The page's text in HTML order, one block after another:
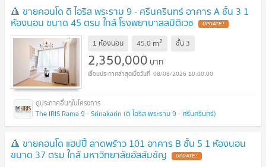
🔺 ขายคอนโด ดิ ไอริส พระราม 9 - ศรีนครินทร์ อาคาร A ชั้น 3 1
ห้องนอน ขนาด 45 ตรม ใกล้ โรงพยาบาลสมิติเวช
1 ห้องนอน 45.0 m2 ชั้น 3
2,350,000 บาท
08/08/2026 10:00:00
The IRIS Rama 9 - Srinakarin (ดิ ไอริส พระราม 9 - ศรีนครินทร์)
🔺 ขายคอนโด แฮปปี้ ลาดพร้าว 101 อาคาร B ชั้น 5 1 ห้องนอน
ขนาด 37 ตรม ใกล้ มหาวิทยาลัยอัสสัมชัญ